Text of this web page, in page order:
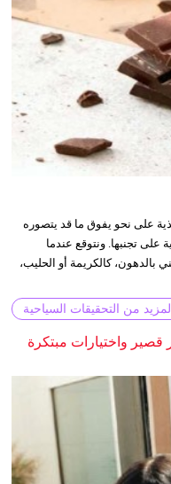
على نحو يفوق ما قد يتصوره
تجنبها. ونتوقع عندما
بالدهون، كالكريمة أو الحليب،
المزيد من التحقيقات السياحية
واختيارات مبتكرة